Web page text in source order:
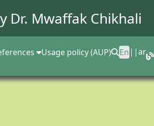
Dr. Mwaffak Chikhali
Usage policy (AUP) En ||ar